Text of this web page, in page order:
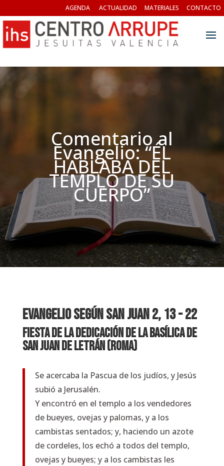
AGENDA ACTUALIDAD MATERIALES CONTACTO
Comentario al
Evangelio: “ÉL
HABLABA DEL
TEMPLO DE SU
CUERPO”
EVANGELIO SEGÚN SANJuan 2, 13 - 22
Fiesta de la Dedicación de la Basílica de
San Juan de Letrán (Roma)
Se acercaba la Pascua de los judíos, y Jesús
subió a Jerusalén.
Y encontró en el templo a los vendedores
de bueyes, ovejas y palomas, y a los
cambistas sentados; y, haciendo un azote
de cordeles, los echó a todos del templo,
ovejas y bueyes; y a los cambistas les